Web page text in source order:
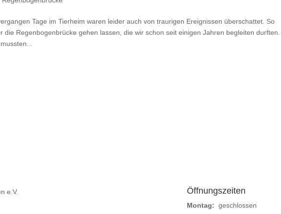
Tage im Tierheim waren leider auch von traurigen Ereignissen überschattet. So
die Regenbogenbrücke gehen lassen, die wir schon seit einigen Jahren begleiten durften.
e.V. Öffnungszeiten
Montag: geschlossen